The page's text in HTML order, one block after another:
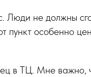
Люди не должны
пункт особенно
в ТЦ. Мне важно,